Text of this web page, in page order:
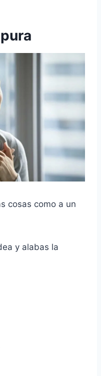
cosas como a un
y alabas la